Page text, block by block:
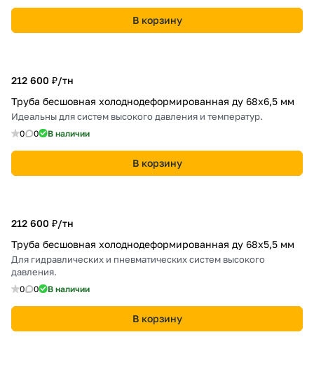
В корзину
212 600 ₽/тн
Труба бесшовная холоднодеформированная ду 68х6,5 мм
Идеальны для систем высокого давления и температур.
0 0 В наличии
В корзину
212 600 ₽/тн
Труба бесшовная холоднодеформированная ду 68х5,5 мм
Для гидравлических и пневматических систем высокого
давления.
0 0 В наличии
В корзину